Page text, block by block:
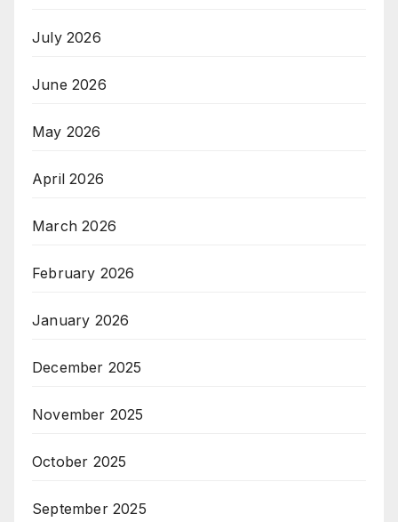
July 2026
June 2026
May 2026
April 2026
March 2026
February 2026
January 2026
December 2025
November 2025
October 2025
September 2025